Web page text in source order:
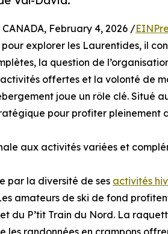
CANADA, February 4, 2026 /
explorer les Laurentides, il
la question de
offertes et la volonté de
joue un rôle clé. Situé
pour profiter pleinement
aux activités variées et
par la diversité de ses activités
amateurs de ski de fond
du P’tit Train du Nord. La